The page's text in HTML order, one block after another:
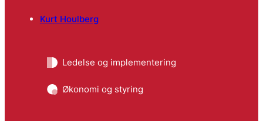
Kurt Houlberg
Ledelse og implementering
Økonomi og styring